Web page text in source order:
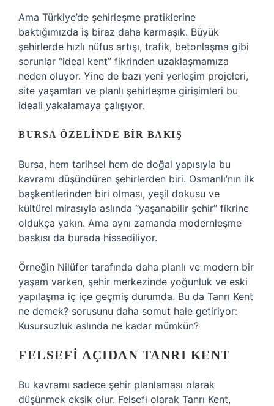
Ama Türkiye’de şehirleşme pratiklerine
baktığımızda iş biraz daha karmaşık. Büyük
şehirlerde hızlı nüfus artışı, trafik, betonlaşma gibi
sorunlar “ideal kent” fikrinden uzaklaşmamıza
neden oluyor. Yine de bazı yeni yerleşim projeleri,
site yaşamları ve planlı şehirleşme girişimleri bu
ideali yakalamaya çalışıyor.
BURSA ÖZELINDE BIR BAKIŞ
Bursa, hem tarihsel hem de doğal yapısıyla bu
kavramı düşündüren şehirlerden biri. Osmanlı’nın ilk
başkentlerinden biri olması, yeşil dokusu ve
kültürel mirasıyla aslında “yaşanabilir şehir” fikrine
oldukça yakın. Ama aynı zamanda modernleşme
baskısı da burada hissediliyor.
Örneğin Nilüfer tarafında daha planlı ve modern bir
yaşam varken, şehir merkezinde yoğunluk ve eski
yapılaşma iç içe geçmiş durumda. Bu da Tanrı Kent
ne demek? sorusunu daha somut hale getiriyor:
Kusursuzluk aslında ne kadar mümkün?
FELSEFI AÇIDAN TANRI KENT
Bu kavramı sadece şehir planlaması olarak
düşünmek eksik olur. Felsefi olarak Tanrı Kent,